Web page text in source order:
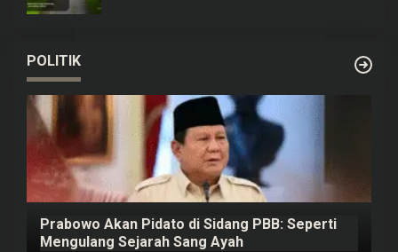
POLITIK
Prabowo Akan Pidato di Sidang PBB: Seperti
Mengulang Sejarah Sang Ayah